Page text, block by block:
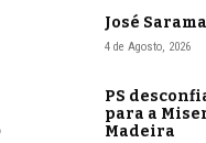
José
4 de Agosto, 2026
PS
para a
Madeira